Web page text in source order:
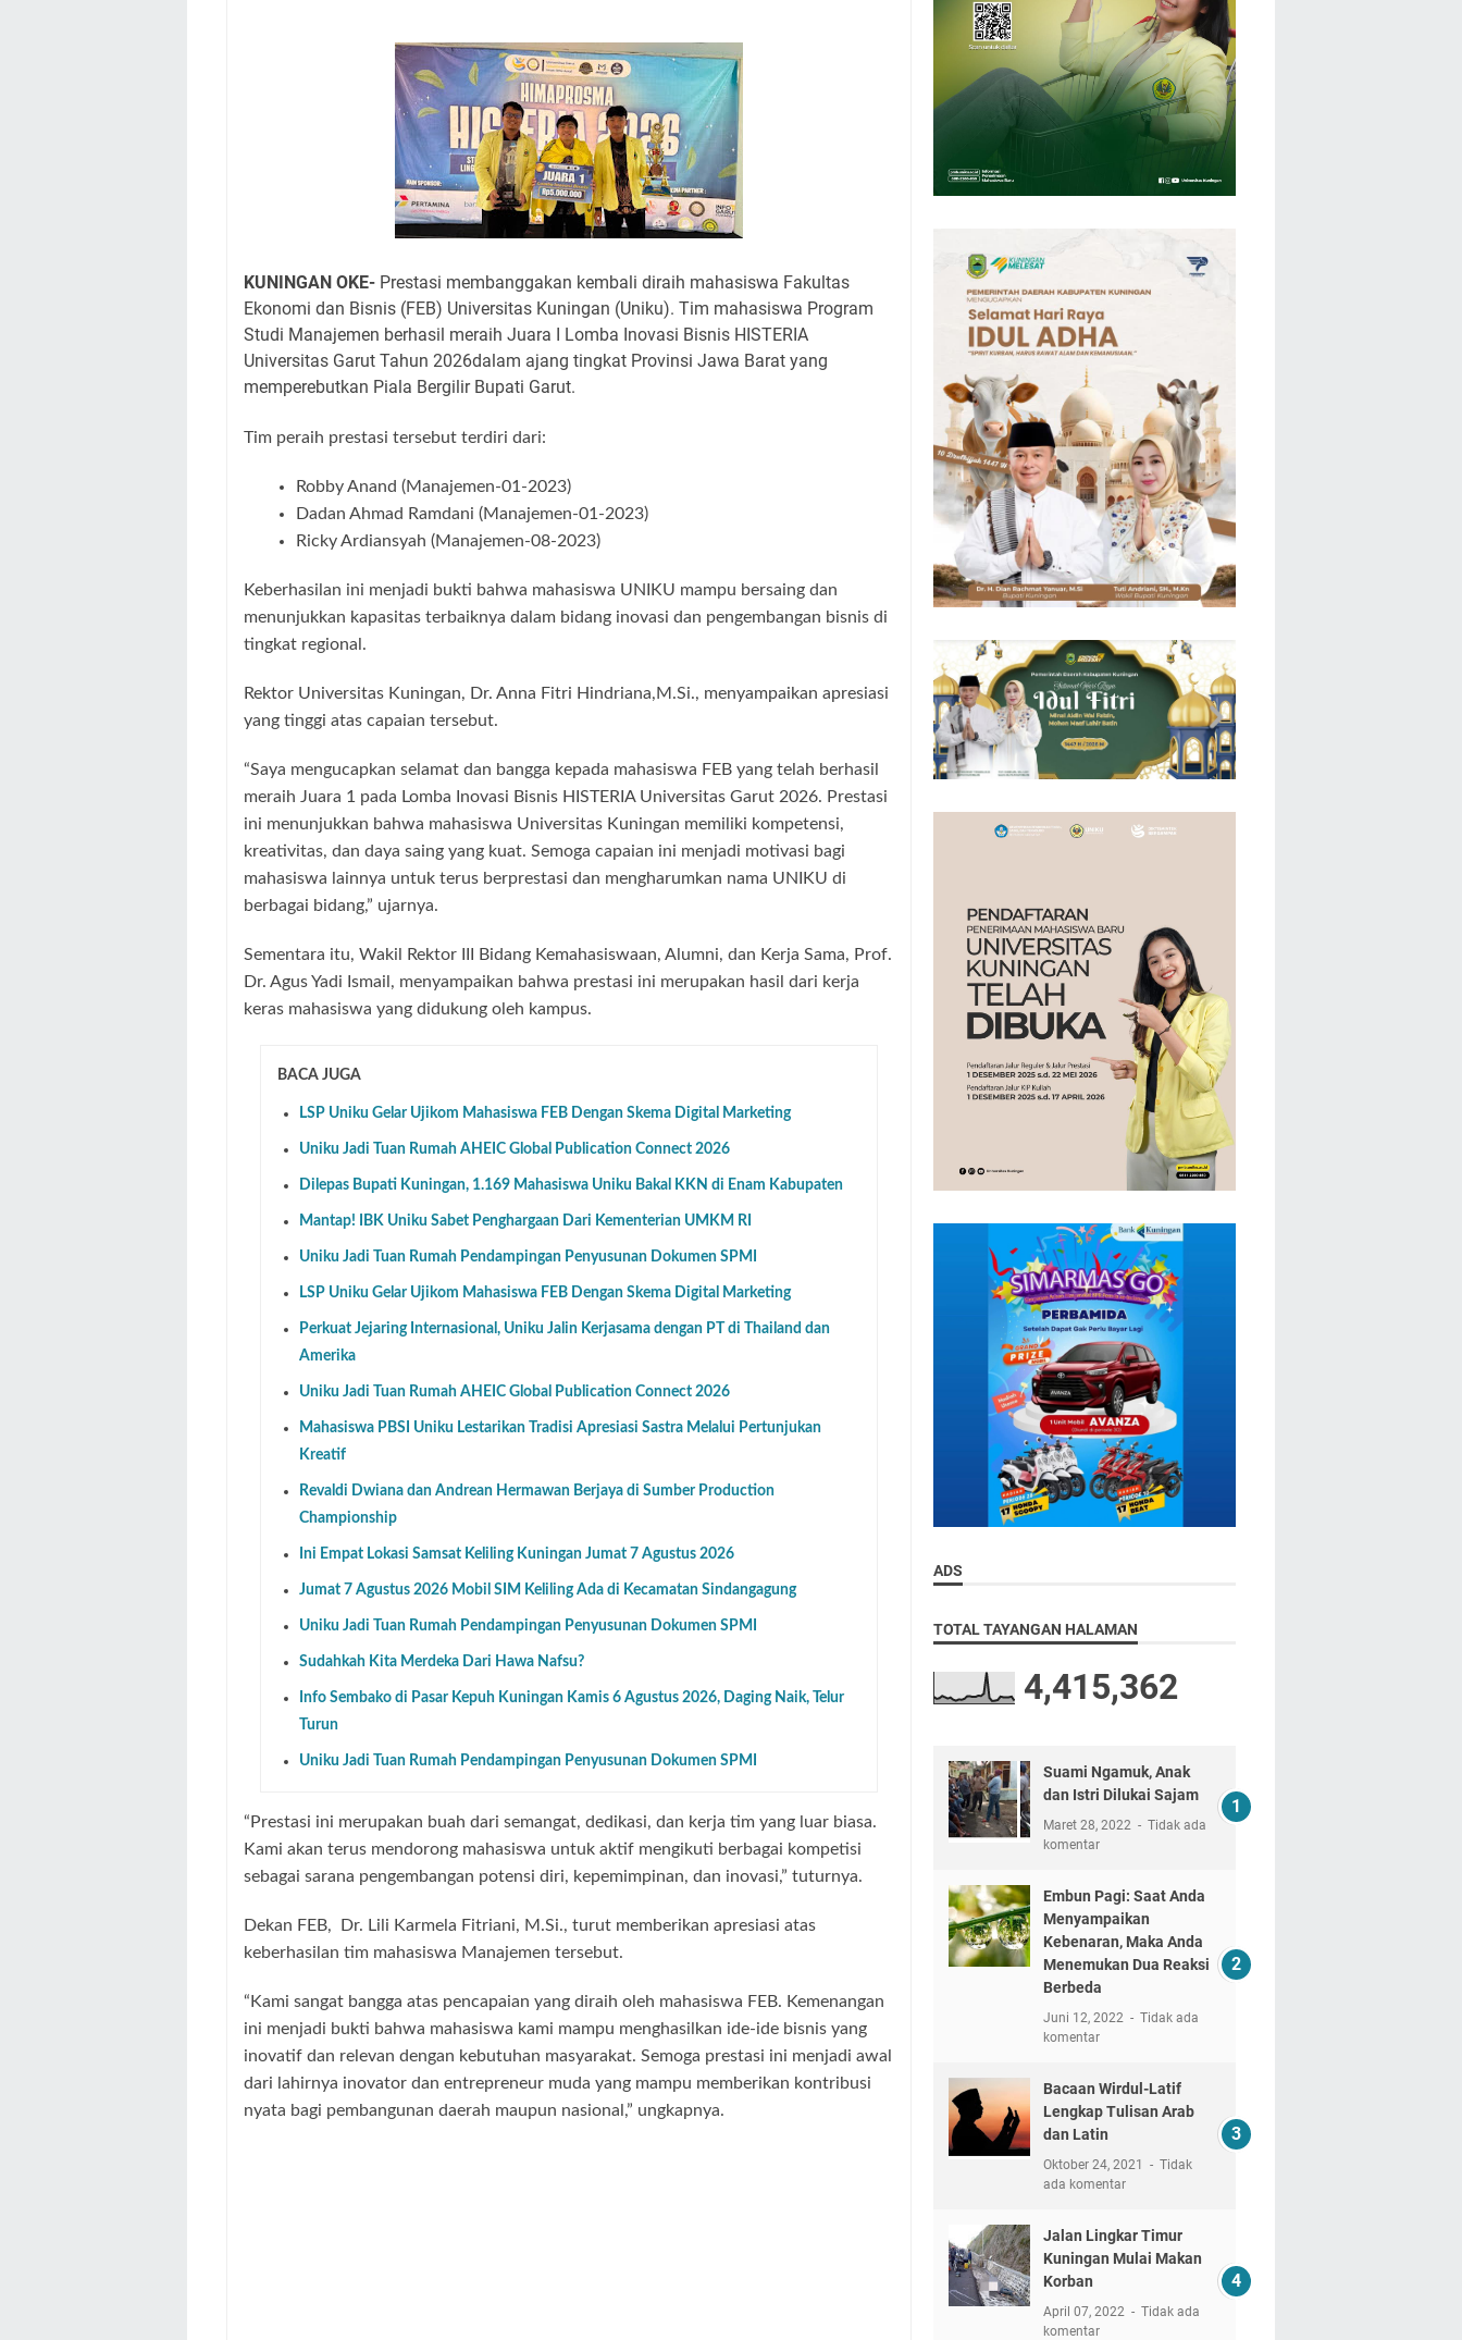
Kamuning Salurakan 12 Ribu Liter
Uniku Jadi Tuan Rumah Pendampingan Penyusunan Dokumen SPMI
Sudahkah Kita Merdeka Dari Hawa Nafsu?
Info Sembako di Pasar Kepuh Kuningan Kamis 6 Agustus 2026, Daging Naik, Telur Turun
Agenda Kegiatan Bupati Kuningan Jumat 7 Agustus 2026 Ada Tiga, Tapi yang Bakal Dihadiri
Hanya Satu
KUNINGAN OKE- Prestasi membanggakan kembali diraih mahasiswa Fakultas
Ekonomi dan Bisnis (FEB) Universitas Kuningan (Uniku). Tim mahasiswa Program
Studi Manajemen berhasil meraih Juara I Lomba Inovasi Bisnis HISTERIA
Universitas Garut Tahun 2026dalam ajang tingkat Provinsi Jawa Barat yang
memperebutkan Piala Bergilir Bupati Garut.
Tim peraih prestasi tersebut terdiri dari:
Robby Anand (Manajemen-01-2023)
Dadan Ahmad Ramdani (Manajemen-01-2023)
Ricky Ardiansyah (Manajemen-08-2023)
Keberhasilan ini menjadi bukti bahwa mahasiswa UNIKU mampu bersaing dan
menunjukkan kapasitas terbaiknya dalam bidang inovasi dan pengembangan bisnis di
tingkat regional.
Rektor Universitas Kuningan, Dr. Anna Fitri Hindriana,M.Si., menyampaikan apresiasi
yang tinggi atas capaian tersebut.
“Saya mengucapkan selamat dan bangga kepada mahasiswa FEB yang telah berhasil
meraih Juara 1 pada Lomba Inovasi Bisnis HISTERIA Universitas Garut 2026. Prestasi
ini menunjukkan bahwa mahasiswa Universitas Kuningan memiliki kompetensi,
kreativitas, dan daya saing yang kuat. Semoga capaian ini menjadi motivasi bagi
mahasiswa lainnya untuk terus berprestasi dan mengharumkan nama UNIKU di
berbagai bidang,” ujarnya.
Sementara itu, Wakil Rektor III Bidang Kemahasiswaan, Alumni, dan Kerja Sama, Prof.
Dr. Agus Yadi Ismail, menyampaikan bahwa prestasi ini merupakan hasil dari kerja
keras mahasiswa yang didukung oleh kampus.
BACA JUGA
LSP Uniku Gelar Ujikom Mahasiswa FEB Dengan Skema Digital Marketing
Uniku Jadi Tuan Rumah AHEIC Global Publication Connect 2026
Dilepas Bupati Kuningan, 1.169 Mahasiswa Uniku Bakal KKN di Enam Kabupaten
Mantap! IBK Uniku Sabet Penghargaan Dari Kementerian UMKM RI
Uniku Jadi Tuan Rumah Pendampingan Penyusunan Dokumen SPMI
LSP Uniku Gelar Ujikom Mahasiswa FEB Dengan Skema Digital Marketing
Perkuat Jejaring Internasional, Uniku Jalin Kerjasama dengan PT di Thailand dan
Amerika
Uniku Jadi Tuan Rumah AHEIC Global Publication Connect 2026
Mahasiswa PBSI Uniku Lestarikan Tradisi Apresiasi Sastra Melalui Pertunjukan
Kreatif
Revaldi Dwiana dan Andrean Hermawan Berjaya di Sumber Production
Championship
Ini Empat Lokasi Samsat Keliling Kuningan Jumat 7 Agustus 2026
Jumat 7 Agustus 2026 Mobil SIM Keliling Ada di Kecamatan Sindangagung
Uniku Jadi Tuan Rumah Pendampingan Penyusunan Dokumen SPMI
Sudahkah Kita Merdeka Dari Hawa Nafsu?
Info Sembako di Pasar Kepuh Kuningan Kamis 6 Agustus 2026, Daging Naik, Telur
Turun
Uniku Jadi Tuan Rumah Pendampingan Penyusunan Dokumen SPMI
“Prestasi ini merupakan buah dari semangat, dedikasi, dan kerja tim yang luar biasa.
Kami akan terus mendorong mahasiswa untuk aktif mengikuti berbagai kompetisi
sebagai sarana pengembangan potensi diri, kepemimpinan, dan inovasi,” tuturnya.
Dekan FEB,
Dr. Lili Karmela Fitriani, M.Si., turut memberikan apresiasi atas
keberhasilan tim mahasiswa Manajemen tersebut.
“Kami sangat bangga atas pencapaian yang diraih oleh mahasiswa FEB. Kemenangan
ini menjadi bukti bahwa mahasiswa kami mampu menghasilkan ide-ide bisnis yang
inovatif dan relevan dengan kebutuhan masyarakat. Semoga prestasi ini menjadi awal
dari lahirnya inovator dan entrepreneur muda yang mampu memberikan kontribusi
nyata bagi pembangunan daerah maupun nasional,” ungkapnya.
ADS
TOTAL TAYANGAN HALAMAN
4,415,362
Suami Ngamuk, Anak
dan Istri Dilukai Sajam
Maret 28, 2022
Tidak ada
komentar
Embun Pagi: Saat Anda
Menyampaikan
Kebenaran, Maka Anda
Menemukan Dua Reaksi
Berbeda
Juni 12, 2022
Tidak ada
komentar
Bacaan Wirdul-Latif
Lengkap Tulisan Arab
dan Latin
Oktober 24, 2021
Tidak
ada komentar
Jalan Lingkar Timur
Kuningan Mulai Makan
Korban
April 07, 2022
Tidak ada
komentar